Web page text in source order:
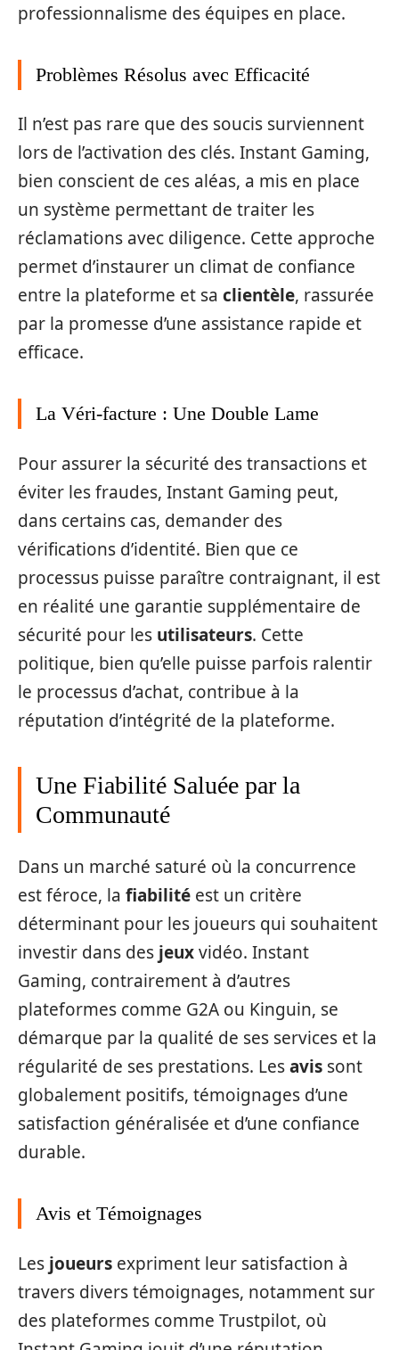
professionnalisme des équipes en place.
Problèmes Résolus avec Efficacité
Il n’est pas rare que des soucis surviennent
lors de l’activation des clés. Instant Gaming,
bien conscient de ces aléas, a mis en place
un système permettant de traiter les
réclamations avec diligence. Cette approche
permet d’instaurer un climat de confiance
entre la plateforme et sa clientèle, rassurée
par la promesse d’une assistance rapide et
efficace.
La Véri-facture : Une Double Lame
Pour assurer la sécurité des transactions et
éviter les fraudes, Instant Gaming peut,
dans certains cas, demander des
vérifications d’identité. Bien que ce
processus puisse paraître contraignant, il est
en réalité une garantie supplémentaire de
sécurité pour les utilisateurs. Cette
politique, bien qu’elle puisse parfois ralentir
le processus d’achat, contribue à la
réputation d’intégrité de la plateforme.
Une Fiabilité Saluée par la
Communauté
Dans un marché saturé où la concurrence
est féroce, la fiabilité est un critère
déterminant pour les joueurs qui souhaitent
investir dans des jeuxvidéo. Instant
Gaming, contrairement à d’autres
plateformes comme G2A ou Kinguin, se
démarque par la qualité de ses services et la
régularité de ses prestations. Lesavis sont
globalement positifs, témoignages d’une
satisfaction généralisée et d’une confiance
durable.
Avis et Témoignages
Les joueurs expriment leur satisfaction à
travers divers témoignages, notamment sur
des plateformes comme Trustpilot, où